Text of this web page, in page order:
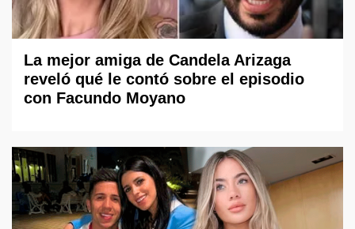
La mejor amiga de Candela Arizaga
reveló qué le contó sobre el episodio
con Facundo Moyano